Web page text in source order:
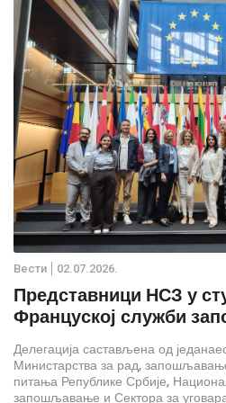
Вести 02.07.2026.
Представници НСЗ у
Француској служби
Делегација састављена од
Министарства за рад,
питања Републике Србије,
запошљавање и Сектора за